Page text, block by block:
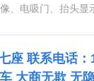
抬头显示器
电吸门、抬头显
坡辅助
座 联系电话
大商无欺 无